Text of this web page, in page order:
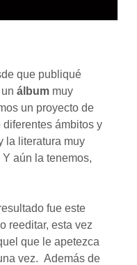
que publiqué
unálbum muy
un proyecto de
ámbitos y
la literatura muy
aún la tenemos,
fue este
reeditar, esta vez
que le apetezca
vez. Además de